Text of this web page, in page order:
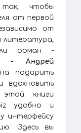
так, чтобы
от первой
от
литература,
роман -
- Андрей
подарить
вдохновить
книги
удобно и
интерфейсу
Здесь вы